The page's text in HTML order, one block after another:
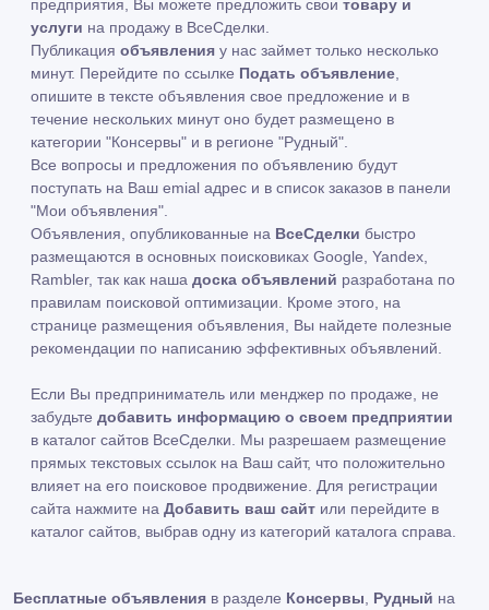
предприятия, Вы можете предложить свои товару и
услуги на продажу в ВсеСделки.
Публикация объявления у нас займет только несколько
минут. Перейдите по ссылке Подать объявление
опишите в тексте объявления свое предложение и в
течение нескольких минут оно будет размещено в
категории "Консервы" и в регионе "Рудный".
Все вопросы и предложения по объявлению будут
поступать на Ваш emial адрес и в список заказов в панели
"Мои объявления".
Объявления, опубликованные на ВсеСделки быстро
размещаются в основных поисковиках Google, Yandex,
Rambler, так как наша доска объявлений разработана по
правилам поисковой оптимизации. Кроме этого, на
странице размещения объявления, Вы найдете полезные
рекомендации по написанию эффективных объявлений.
Если Вы предприниматель или менджер по продаже, не
забудьте добавить информацию о своем предприятии
в каталог сайтов ВсеСделки. Мы разрешаем размещение
прямых текстовых ссылок на Ваш сайт, что положительно
влияет на его поисковое продвижение. Для регистрации
сайта нажмите на Добавить ваш сайт или перейдите в
каталог сайтов, выбрав одну из категорий каталога справа.
Бесплатные объявления в разделе Консервы Рудный на